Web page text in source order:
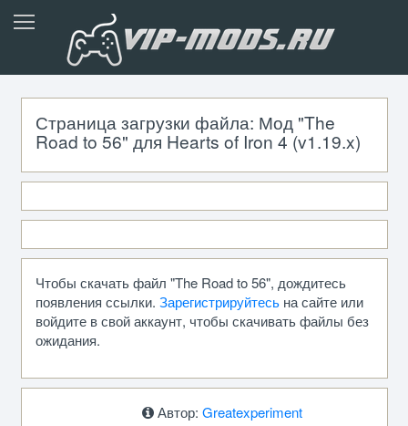
Страница загрузки файла: Мод "The
Road to 56" для Hearts of Iron 4 (v1.19.x)
Чтобы скачать файл "The Road to 56", дождитесь
появления ссылки. Зарегистрируйтесьна сайте или
войдите в свой аккаунт, чтобы скачивать файлы без
ожидания.
Автор: Greatexperiment